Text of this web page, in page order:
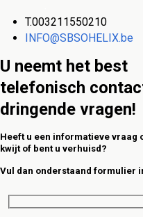
T.003211550210
INFO@SBSOHELIX.be
U neemt het best
telefonisch
dringende vragen!
Heeft u een informatieve vraag
kwijt of bent u verhuisd?
Vul dan onderstaand formulier